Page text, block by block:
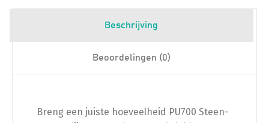
Beschrijving
Beoordelingen (0)
Breng een juiste hoeveelheid PU700 Steen-